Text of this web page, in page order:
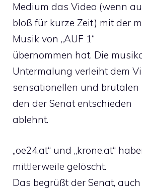
Medium das Video (wenn
bloß für kurze Zeit) mit der
Musik von „AUF 1“
übernommen hat. Die
Untermalung verleiht dem
sensationellen und brutalen
den der Senat entschieden
ablehnt.
„oe24.at“ und „krone.at“
mittlerweile gelöscht.
Das begrüßt der Senat,